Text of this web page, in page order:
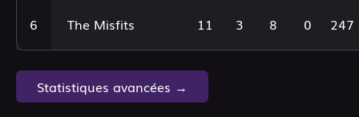
6 The Misfits 11 3 8 0 247
Statistiques avancées →